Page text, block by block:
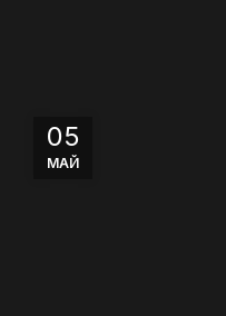
05
МАЙ